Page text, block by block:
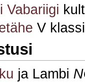
Vabariigi
V
ja Lambi